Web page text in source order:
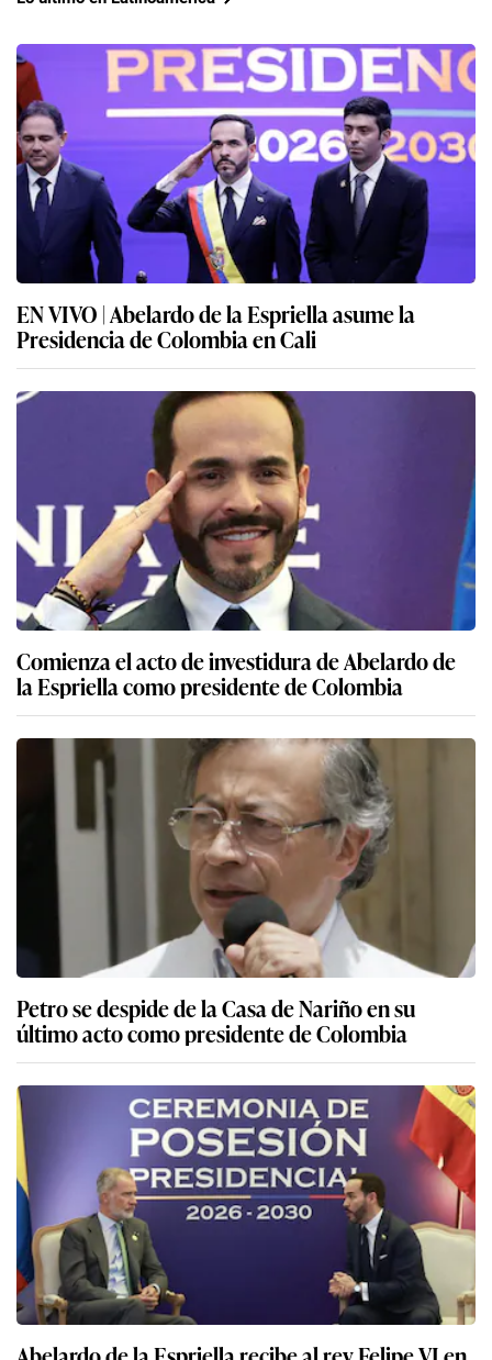
EN VIVO | Abelardo de la Espriella asume la
Presidencia de Colombia en Cali
Comienza el acto de investidura de Abelardo de
la Espriella como presidente de Colombia
Petro se despide de la Casa de Nariño en su
último acto como presidente de Colombia